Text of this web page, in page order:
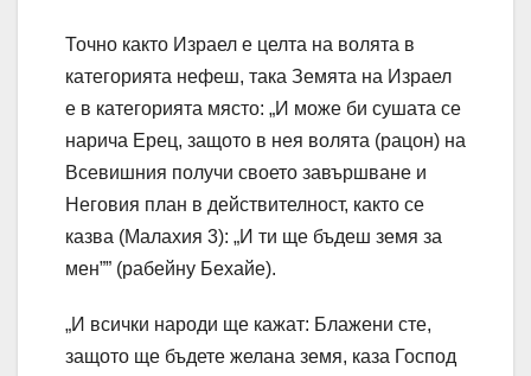
Точно както Израел е целта на волята в
категорията нефеш, така Земята на Израел
е в категорията място: „И може би сушата се
нарича Ерец, защото в нея волята (рацон) на
Всевишния получи своето завършване и
Неговия план в действителност, както се
казва (Малахия 3): „И ти ще бъдеш земя за
мен”” (рабейну Бехайе).
„И всички народи ще кажат: Блажени сте,
защото ще бъдете желана земя, каза Господ